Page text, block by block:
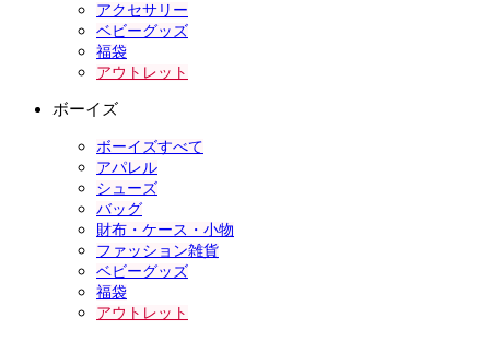
アクセサリー
ベビーグッズ
福袋
アウトレット
ボーイズ
ボーイズすべて
アパレル
シューズ
バッグ
財布・ケース・小物
ファッション雑貨
ベビーグッズ
福袋
アウトレット